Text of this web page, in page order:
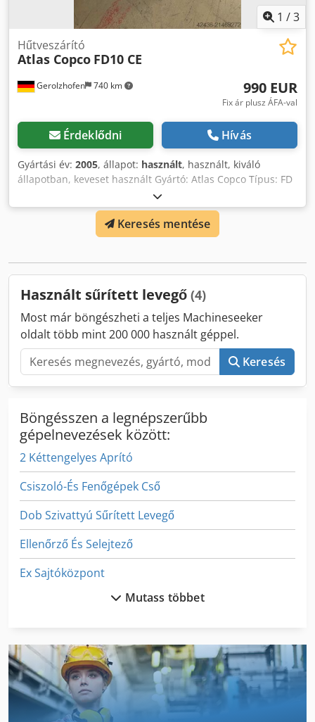
1 /3
Gerolzhofen 740 km
Hűtveszárító
Atlas Copco FD10 CE
990 EUR
Fix ár plusz ÁFA-val
Érdeklődni Hívás
Gyártási év: 2005, állapot: használt, használt, kiváló
állapotban, keveset használt Gyártó: Atlas Copco Típus: FD
10 CE Gyártási év: 2005 Gép száma: CAQ179997 CE
típusvizsgált Motor: 0,27 kW Térfogatáram: 10 l / mp Üzemi
nyomás: 14,5 bar Új ára kb. 2.200 EUR Helyigény kb. 550 x
600 x 600 mm Djdpfeythc Eox Apysck Súly kb. 27 kg
Átadás jelenlegi állapotban, megtekintés szerint, garancia
Keresés mentése
Használt sűrített levegő (4)
Most már böngészheti a teljes Machineseeker
oldalt több mint 200 000 használt géppel.
Keresés
Böngésszen a legnépszerűbb
gépelnevezések között:
2 Kéttengelyes Aprító
Csiszoló-És Fenőgépek Cső
Dob Szivattyú Sűrített Levegő
Ellenőrző És Selejtező
Ex Sajtóközpont
Fa Szárító Berendezés
Gyors Szorító Mer
Hűtött Jármű
Lengő-Hajlító Gép
Mutass többet